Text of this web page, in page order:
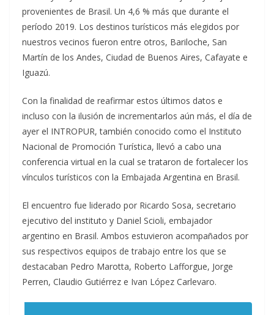
provenientes de Brasil. Un 4,6 % más que durante el
período 2019. Los destinos turísticos más elegidos por
nuestros vecinos fueron entre otros, Bariloche, San
Martín de los Andes, Ciudad de Buenos Aires, Cafayate e
Iguazú.
Con la finalidad de reafirmar estos últimos datos e
incluso con la ilusión de incrementarlos aún más, el día de
ayer el INTROPUR, también conocido como el Instituto
Nacional de Promoción Turística, llevó a cabo una
conferencia virtual en la cual se trataron de fortalecer los
vínculos turísticos con la Embajada Argentina en Brasil.
El encuentro fue liderado por Ricardo Sosa, secretario
ejecutivo del instituto y Daniel Scioli, embajador
argentino en Brasil. Ambos estuvieron acompañados por
sus respectivos equipos de trabajo entre los que se
destacaban Pedro Marotta, Roberto Lafforgue, Jorge
Perren, Claudio Gutiérrez e Ivan López Carlevaro.